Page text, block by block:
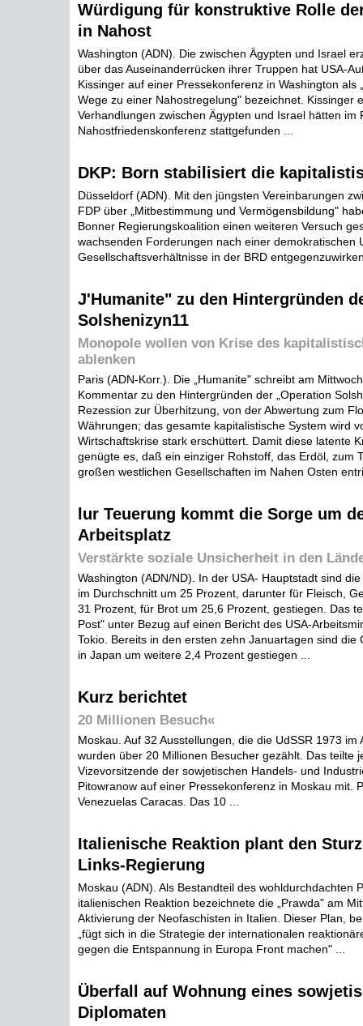
Würdigung für konstruktive Rolle
in Nahost
Washington (ADN). Die zwischen Ägypten und Israel
über das Auseinanderrücken ihrer Truppen hat USA-
Kissinger auf einer Pressekonferenz in Washington als
Wege zu einer Nahostregelung" bezeichnet. Kissinger
Verhandlungen zwischen Ägypten und Israel hätten im
Nahostfriedenskonferenz stattgefunden ...
DKP: Born stabilisiert die
Düsseldorf (ADN). Mit den jüngsten Vereinbarungen
FDP über „Mitbestimmung und Vermögensbildung"
Bonner Regierungskoalition einen weiteren Versuch
wachsenden Forderungen nach einer demokratischen
Gesellschaftsverhältnisse in der BRD
J'Humanite" zu den Hintergründen
Solshenizyn11
Monopole wollen von Krise des
ablenken
Paris (ADN-Korr.). Die „Humanite" schreibt am
Kommentar zu den Hintergründen der „Operation
Rezession zur Überhitzung, von der Abwertung zum
Währungen; das gesamte kapitalistische System wird
Wirtschaftskrise stark erschüttert. Damit diese latente
genügte es, daß ein einziger Rohstoff, das Erdöl, zum
großen westlichen Gesellschaften im Nahen Osten
lur Teuerung kommt die Sorge um
Arbeitsplatz
Verstärkte soziale Unsicherheit in den
Washington (ADN/ND). In der USA- Hauptstadt sind
im Durchschnitt um 25 Prozent, darunter für Fleisch,
31 Prozent, für Brot um 25,6 Prozent, gestiegen. Das
Post" unter Bezug auf einen Bericht des USA-
Tokio. Bereits in den ersten zehn Januartagen sind die
in Japan um weitere 2,4 Prozent gestiegen ...
Kurz berichtet
20 Millionen Besuch«
Moskau. Auf 32 Ausstellungen, die die UdSSR 1973 im
wurden über 20 Millionen Besucher gezählt. Das teilte
Vizevorsitzende der sowjetischen Handels- und
Pitowranow auf einer Pressekonferenz in Moskau mit.
Venezuelas Caracas. Das 10 ...
Italienische Reaktion plant den
Links-Regierung
Moskau (ADN). Als Bestandteil des wohldurchdachten
italienischen Reaktion bezeichnete die „Prawda" am
Aktivierung der Neofaschisten in Italien. Dieser Plan,
„fügt sich in die Strategie der internationalen
gegen die Entspannung in Europa Front machen" ...
Überfall auf Wohnung eines
Diplomaten